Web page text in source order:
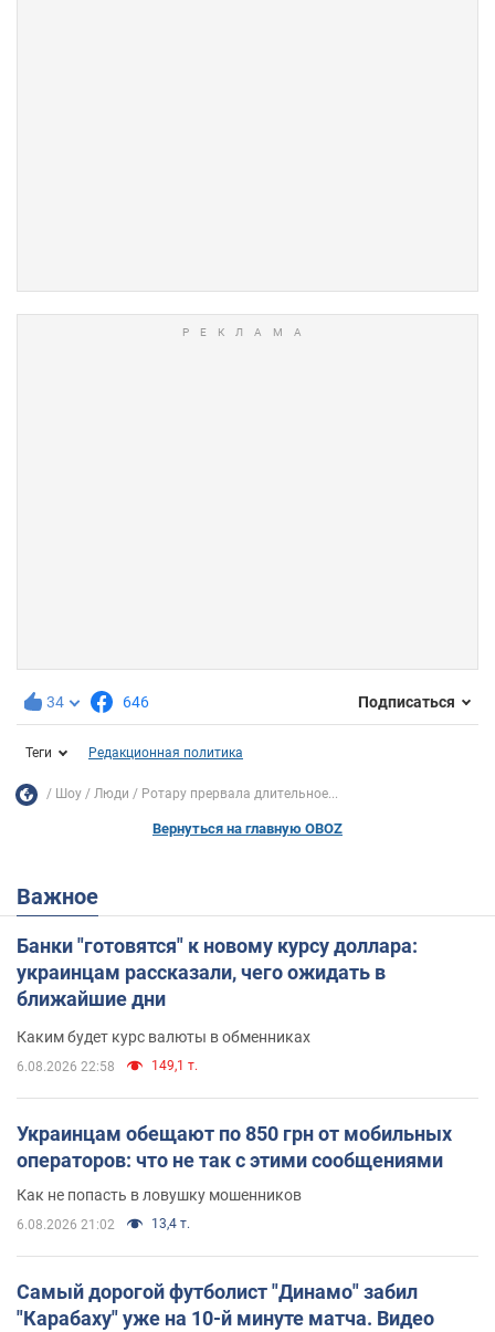
34 646 Подписаться
Теги Редакционная политика
Шоу Люди Ротару прервала длительное...
Вернуться на главную OBOZ
Важное
Банки "готовятся" к новому курсу доллара:
украинцам рассказали, чего ожидать в
ближайшие дни
Каким будет курс валюты в обменниках
6.08.2026 22:58 149,1 т.
Украинцам обещают по 850 грн от мобильных
операторов: что не так с этими сообщениями
Как не попасть в ловушку мошенников
6.08.2026 21:02 13,4 т.
Самый дорогой футболист "Динамо" забил
"Карабаху" уже на 10-й минуте матча. Видео